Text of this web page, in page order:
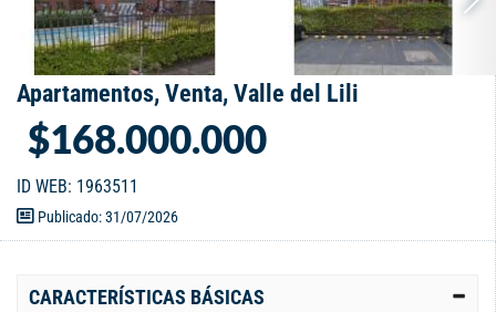
Apartamentos, Venta, Valle del Lili
$168.000.000
ID WEB: 1963511
Publicado: 31/07/2026
CARACTERÍSTICAS BÁSICAS